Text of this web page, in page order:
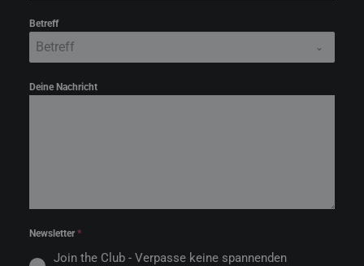
Betreff
Betreff
Deine Nachricht
Newsletter*
Join the Club - Verpasse keine spannenden